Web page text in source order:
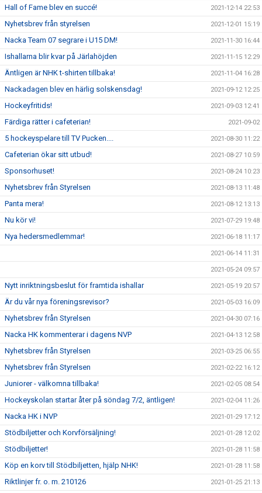
Hall of Fame blev en succé! 2021-12-14 22:53
Nyhetsbrev från styrelsen 2021-12-01 15:19
Nacka Team 07 segrare i U15 DM! 2021-11-30 16:44
Ishallarna blir kvar på Järlahöjden 2021-11-15 12:29
Äntligen är NHK t-shirten tillbaka! 2021-11-04 16:28
Nackadagen blev en härlig solskensdag! 2021-09-12 12:25
Hockeyfritids! 2021-09-03 12:41
Färdiga rätter i cafeterian! 2021-09-02
5 hockeyspelare till TV Pucken.... 2021-08-30 11:22
Cafeterian ökar sitt utbud! 2021-08-27 10:59
Sponsorhuset! 2021-08-24 10:23
Nyhetsbrev från Styrelsen 2021-08-13 11:48
Panta mera! 2021-08-12 13:13
Nu kör vi! 2021-07-29 19:48
Nya hedersmedlemmar! 2021-06-18 11:17
2021-06-14 11:31
2021-05-24 09:57
Nytt inriktningsbeslut för framtida ishallar 2021-05-19 20:57
Är du vår nya föreningsrevisor? 2021-05-03 16:09
Nyhetsbrev från Styrelsen 2021-04-30 07:16
Nacka HK kommenterar i dagens NVP 2021-04-13 12:58
Nyhetsbrev från Styrelsen 2021-03-25 06:55
Nyhetsbrev från Styrelsen 2021-02-22 16:12
Juniorer - välkomna tillbaka! 2021-02-05 08:54
Hockeyskolan startar åter på söndag 7/2, äntligen! 2021-02-04 11:26
Nacka HK i NVP 2021-01-29 17:12
Stödbiljetter och Korvförsäljning! 2021-01-28 12:02
Stödbiljetter! 2021-01-28 11:58
Köp en korv till Stödbiljetten, hjälp NHK! 2021-01-28 11:58
Riktlinjer fr. o. m. 210126 2021-01-25 21:13